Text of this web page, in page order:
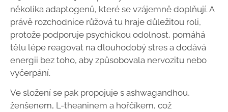
několika adaptogenů, které se vzájemně doplňují. A
právě rozchodnice růžová tu hraje důležitou roli,
protože podporuje psychickou odolnost, pomáhá
tělu lépe reagovat na dlouhodobý stres a dodává
energii bez toho, aby způsobovala nervozitu nebo
vyčerpání.
Ve složení se pak propojuje s ashwagandhou,
ženšenem, L-theaninem a hořčíkem, což